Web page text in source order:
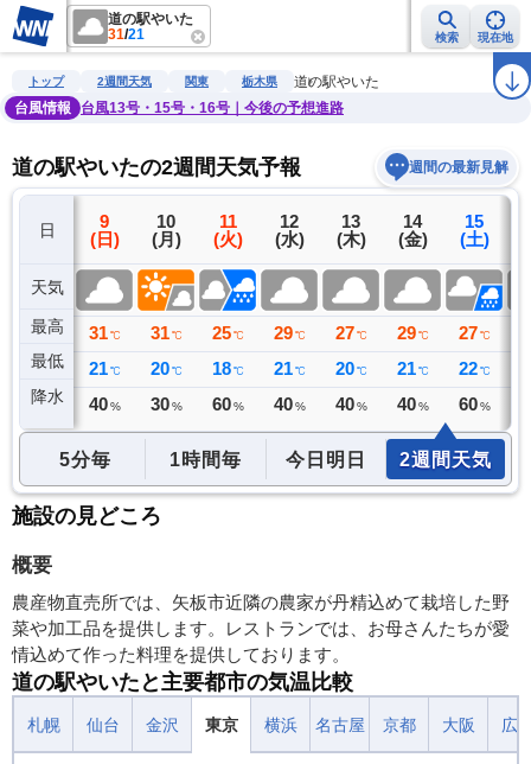
道の駅やいた
31/21 検索 現在地
雨雲レーダー 台風情報 地震情報 警報・注意報 ラ
トップ 2週間天気 関東 栃木県
道の駅やいた
台風情報
台風13号・15号・16号｜今後の予想進路
道の駅やいたの2週間天気予報 週間の最新見解
日
天気
最高
最低
降水
8
(土)
33 ℃
22 ℃
56ミリ
9
(日)
31 ℃
21 ℃
40 %
10
(月)
31 ℃
20 ℃
30 %
11
(火)
25 ℃
18 ℃
60 %
12
(水)
29 ℃
21 ℃
40 %
13
(木)
27 ℃
20 ℃
40 %
14
(金)
29 ℃
21 ℃
40 %
15
(土)
27 ℃
22 ℃
60 %
5分毎 1時間毎 今日明日 2週間天気
施設の見どころ
概要
農産物直売所では、矢板市近隣の農家が丹精込めて栽培した野
菜や加工品を提供します。レストランでは、お母さんたちが愛
情込めて作った料理を提供しております。
道の駅やいたと主要都市の気温比較
札幌 仙台 金沢 東京 横浜 名古屋 京都 大阪 広